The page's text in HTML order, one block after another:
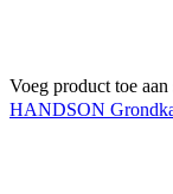
Voeg product toe aan
HANDSON